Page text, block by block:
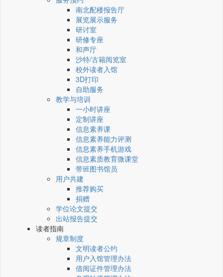
南北配楼报告厅
展览展示服务
研讨室
研修专座
和声厅
沙特/古籍阅览室
校外读者入馆
3D打印
自助服务
教学与培训
一小时讲座
定制讲座
信息素养课
信息素养能力评测
信息素养手机游戏
信息素质教育微课堂
带班图书馆员
用户共建
推荐购买
捐赠
学位论文提交
出站报告提交
读者指南
规章制度
文明读者公约
用户入馆管理办法
借阅证件管理办法